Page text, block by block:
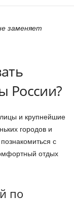
заменяет
России?
и крупнейшие
городов и
с
отдых
по